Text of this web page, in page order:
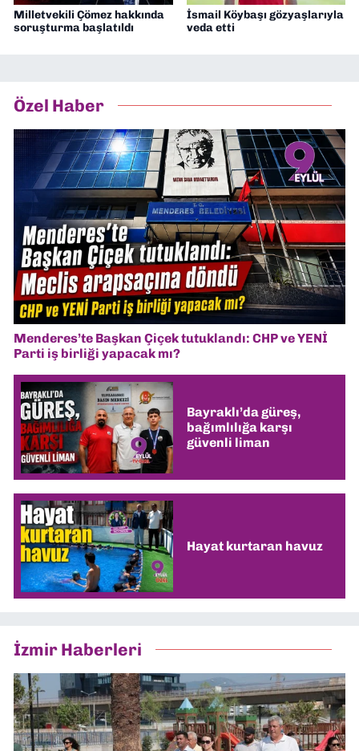
Milletvekili Çömez hakkında
soruşturma başlatıldı
İsmail Köybaşı gözyaşlarıyla
veda etti
Özel Haber
Menderes’te Başkan Çiçek tutuklandı: CHP ve YENİ
Parti iş birliği yapacak mı?
Bayraklı’da güreş,
bağımlılığa karşı
güvenli liman
Hayat kurtaran havuz
İzmir Haberleri